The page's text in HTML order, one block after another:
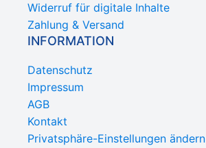
Widerruf für digitale Inhalte
Zahlung & Versand
INFORMATION
Datenschutz
Impressum
AGB
Kontakt
Privatsphäre-Einstellungen ändern